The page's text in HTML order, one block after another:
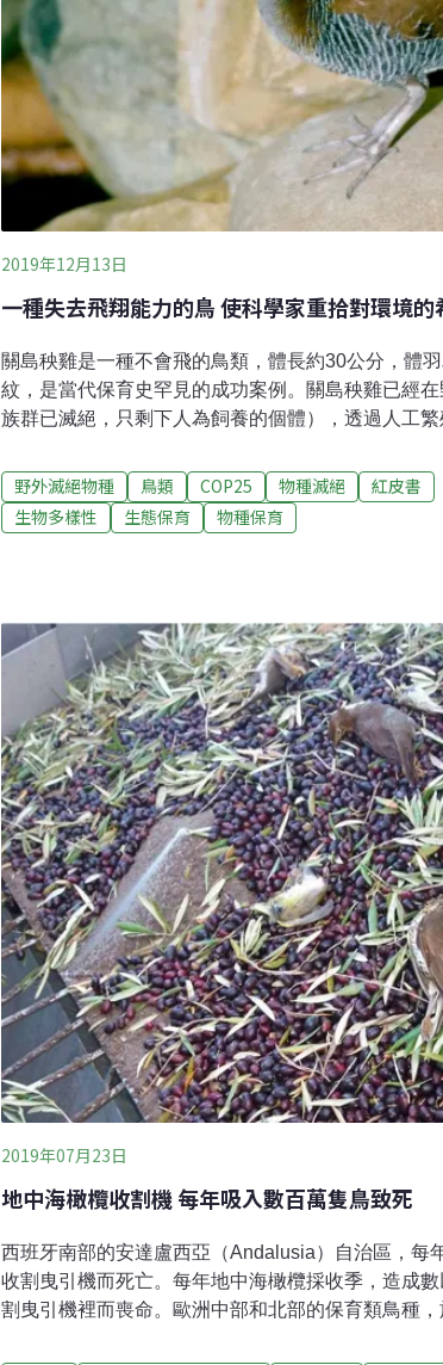
2019年12月13日
一種失去飛翔能力的鳥 使科學家重拾對環境的
關島秧雞是一種不會飛的鳥類，體長約30公分，體
紋，是當代保育史罕見的成功案例。關島秧雞已經
族群已滅絕，只剩下人為飼養的個體），透過人工
脅程度由「野外滅絕」（Extinct in the Wild,EW）改
（Critically Endangered, CR），還有其他9種物種也
的掠食者是棕樹蛇，是第二次世界大戰結束後意外引
野外滅絕物種 鳥類 COP25 物種滅絕
紅皮書
生物多樣性
生態保育 物種保育
2019年07月23日
地中海橄欖收割機 每年吸入數百萬隻鳥致死
西班牙南部的安達盧西亞（Andalusia）自治區，每
收割曳引機而死亡。每年地中海橄欖採收季，造成
割曳引機裡而喪命。歐洲中部和北部的保育類鳥種